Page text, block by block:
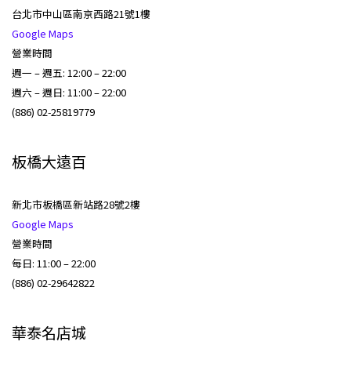
台北市中山區南京西路21號1樓
Google Maps
營業時間
週一 – 週五: 12:00 – 22:00
週六 – 週日: 11:00 – 22:00
(886) 02-25819779
板橋大遠百
新北市板橋區新站路28號2樓
Google Maps
營業時間
每日: 11:00 – 22:00
(886) 02-29642822
華泰名店城